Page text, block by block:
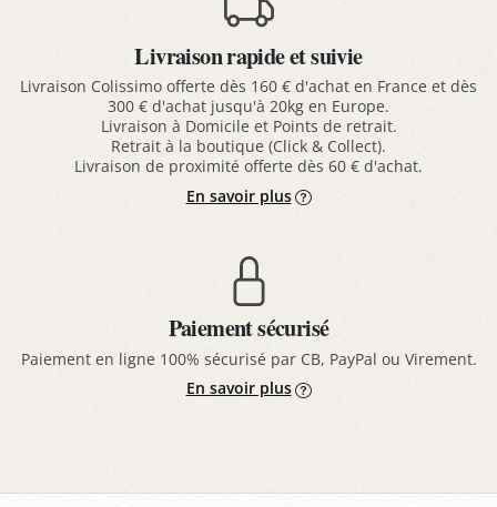
Livraison rapide et suivie
Livraison Colissimo offerte dès 160 € d'achat en France et dès
300 € d'achat jusqu'à 20kg en Europe.
Livraison à Domicile et Points de retrait.
Retrait à la boutique (Click & Collect).
Livraison de proximité offerte dès 60 € d'achat.
En savoir plus
Paiement sécurisé
Paiement en ligne 100% sécurisé par CB, PayPal ou Virement.
En savoir plus